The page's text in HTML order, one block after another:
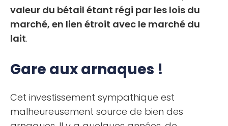
valeur du bétail étant régi par les lois du
marché, en lien étroit avec le marché du
lait.
Gare aux arnaques !
Cet investissement sympathique est
malheureusement source de bien des